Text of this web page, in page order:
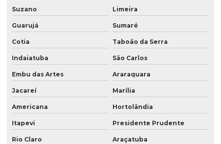
Saco com degasagem
Saco kraft zip lock
Saco laminado com bico
Saco laminado para café
Saco para pipoca
Saco plástico com alça laminado
Saco plástico com bico
Saco plástico com janela
Suzano Limeira
Guarujá Sumaré
Cotia Taboão da Serra
Indaiatuba São Carlos
Embu das Artes Araraquara
Jacareí Marília
Americana Hortolândia
Itapevi Presidente Prudente
Rio Claro Araçatuba